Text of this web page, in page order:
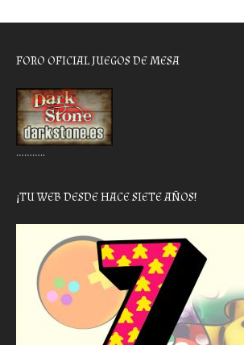
FORO OFICIAL JUEGOS DE MESA
………..
¡TU WEB DESDE HACE SIETE AÑOS!